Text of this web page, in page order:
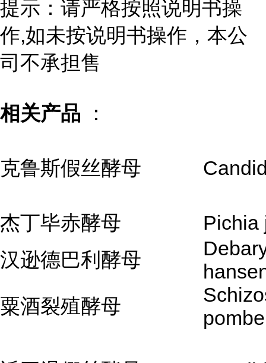
提示：请严格按照说明书操
作,如未按说明书操作，本公
司不承担售
相关产品 ：
克鲁斯假丝酵母
杰丁毕赤酵母
Pichia
汉逊德巴利酵母
粟酒裂殖酵母
pombe